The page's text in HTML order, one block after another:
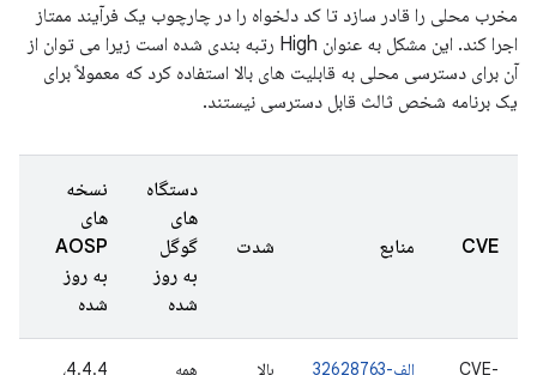
مخرب محلی را قادر سازد تا کد دلخواه را در چارچوب یک فرآیند ممتاز
اجرا کند. این مشکل به عنوان High رتبه بندی شده است زیرا می توان از
آن برای دسترسی محلی به قابلیت های بالا استفاده کرد که معمولاً برای
یک برنامه شخص ثالث قابل دسترسی نیستند.
CVE منابع شدت
دستگاه
های
گوگل
به روز
شده
نسخه
های
AOSP
به روز
شده
CVE-
الف-32628763 بالا همه
4.4.4،